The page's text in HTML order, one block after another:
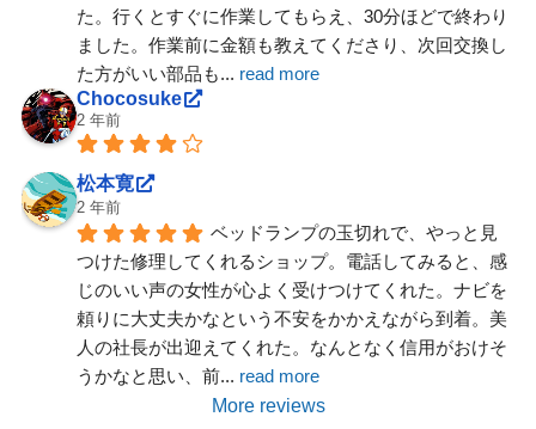
た。行くとすぐに作業してもらえ、30分ほどで終わり
ました。作業前に金額も教えてくださり、次回交換し
た方がいい部品も... read more
Chocosuke
2 年前
松本寛
2 年前
ベッドランプの玉切れで、やっと見
つけた修理してくれるショップ。電話してみると、感
じのいい声の女性が心よく受けつけてくれた。ナビを
頼りに大丈夫かなという不安をかかえながら到着。美
人の社長が出迎えてくれた。なんとなく信用がおけそ
うかなと思い、前... read more
More reviews